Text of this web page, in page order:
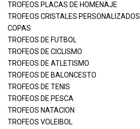
TROFEOS PLACAS DE HOMENAJE
TROFEOS CRISTALES PERSONALIZADOS
COPAS
TROFEOS DE FUTBOL
TROFEOS DE CICLISMO
TROFEOS DE ATLETISMO
TROFEOS DE BALONCESTO
TROFEOS DE TENIS
TROFEOS DE PESCA
TROFEOS NATACION
TROFEOS VOLEIBOL